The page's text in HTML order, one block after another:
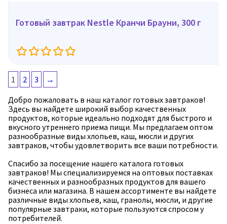
Готовый завтрак Nestle Кранчи Брауни, 300 г
1 2 3
→
Добро пожаловать в наш каталог готовых завтраков!
Здесь вы найдете широкий выбор качественных
продуктов, которые идеально подходят для быстрого и
вкусного утреннего приема пищи. Мы предлагаем оптом
разнообразные виды хлопьев, каш, мюсли и других
завтраков, чтобы удовлетворить все ваши потребности.
Спасибо за посещение нашего каталога готовых
завтраков! Мы специализируемся на оптовых поставках
качественных и разнообразных продуктов для вашего
бизнеса или магазина. В нашем ассортименте вы найдете
различные виды хлопьев, каш, гранолы, мюсли, и другие
популярные завтраки, которые пользуются спросом у
потребителей.